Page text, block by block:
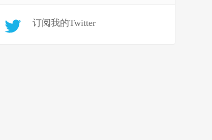
订阅我的Twitter